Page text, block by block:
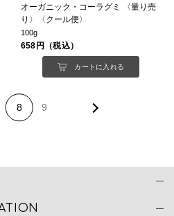
オーガニック・コーラグミ 〈量り売
り〉〈クール便〉
100g
658円（税込）
カートに入れる
8 9